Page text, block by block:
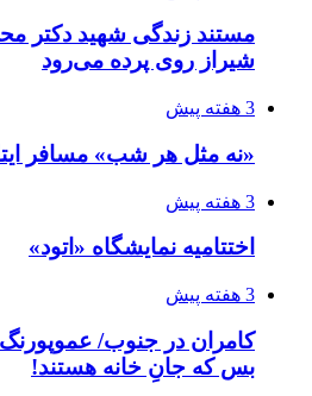
مستند زندگی شهید دکتر
شیراز روی پرده می‌رود
3 هفته پیش
«نه مثل هر شب» مسافر
3 هفته پیش
اختتامیه نمایشگاه «اتود»
3 هفته پیش
کامران در جنوب/
بس که جانِ خانه هستند!